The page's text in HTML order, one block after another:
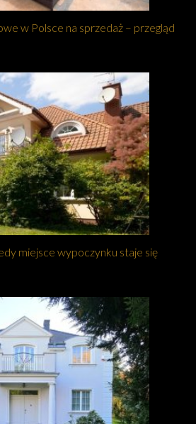
w Polsce na sprzedaż – przegląd
miejsce wypoczynku staje się